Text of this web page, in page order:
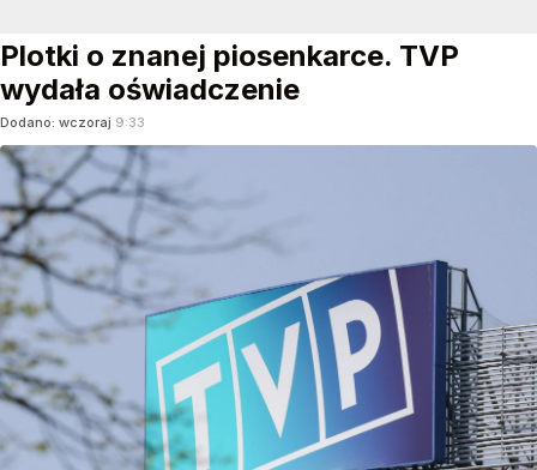
Plotki o znanej piosenkarce. TVP
wydała oświadczenie
Dodano: wczoraj 9:33